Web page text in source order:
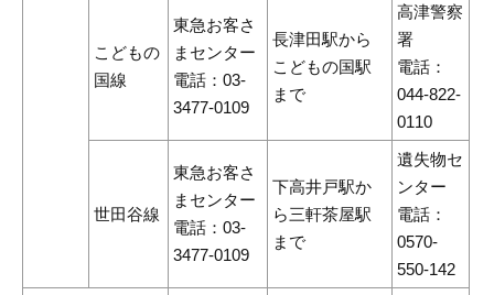
こどもの
国線
東急お客さ
まセンター
電話：03-
3477-0109
長津田駅から
こどもの国駅
まで
高津警察
署
電話：
044-822-
0110
世田谷線
東急お客さ
まセンター
電話：03-
3477-0109
下高井戸駅か
ら三軒茶屋駅
まで
遺失物セ
ンター
電話：
0570-
550-142